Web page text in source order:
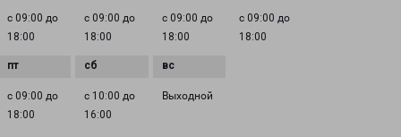
с 09:00 до
18:00
с 09:00 до
18:00
с 09:00 до
18:00
с 09:00 до
18:00
с 09:00 до
18:00
с 10:00 до
16:00
Выходной